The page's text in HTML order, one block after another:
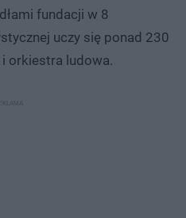
fundacji w 8
uczy się ponad 230
orkiestra ludowa.